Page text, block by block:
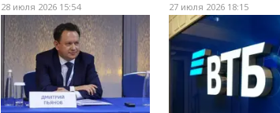
28 июля 2026 15:54 27 июля 2026 18:15